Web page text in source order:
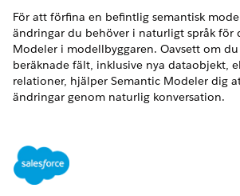
För att förfina en befintlig semantisk
ändringar du behöver i naturligt språk för
Modeler i modellbyggaren. Oavsett om
beräknade fält, inklusive nya dataobjekt,
relationer, hjälper Semantic Modeler dig
ändringar genom naturlig konversation.
Visa versioner som stöds.